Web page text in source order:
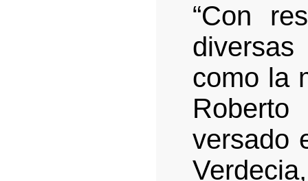
“Con
como la
versado